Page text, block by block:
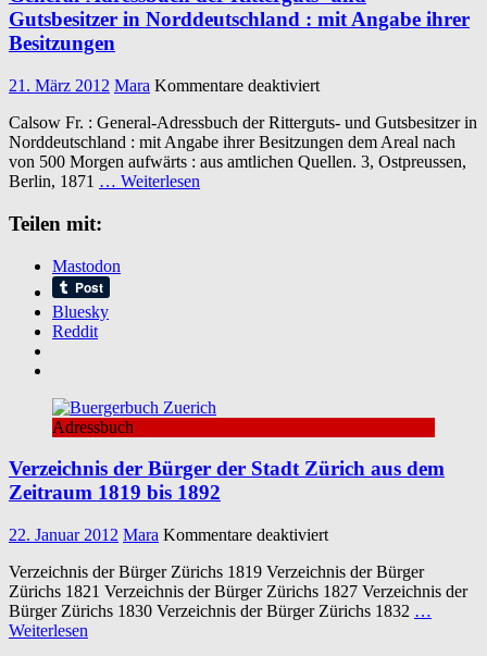
Gutsbesitzer in Norddeutschland : mit Angabe ihrer
Besitzungen
21. März 2012 Mara Kommentare deaktiviertfür
Adressbuch
der
Ritterguts-
Calsow Fr. : General-Adressbuch der Ritterguts- und Gutsbesitzer in
Norddeutschland : mit Angabe ihrer Besitzungen dem Areal nach
von 500 Morgen aufwärts : aus amtlichen Quellen. 3, Ostpreussen,
Berlin, 1871 … Weiterlesen
Teilen mit:
Mastodon
Bluesky
Reddit
Adressbuch
Verzeichnis der Bürger der Stadt Zürich aus dem
Zeitraum 1819 bis 1892
22. Januar 2012 Mara Kommentare deaktiviertfür
der
Bürger
der
Verzeichnis der Bürger Zürichs 1819 Verzeichnis der Bürger
Zürichs 1821 Verzeichnis der Bürger Zürichs 1827 Verzeichnis der
Bürger Zürichs 1830 Verzeichnis der Bürger Zürichs 1832 …
Weiterlesen